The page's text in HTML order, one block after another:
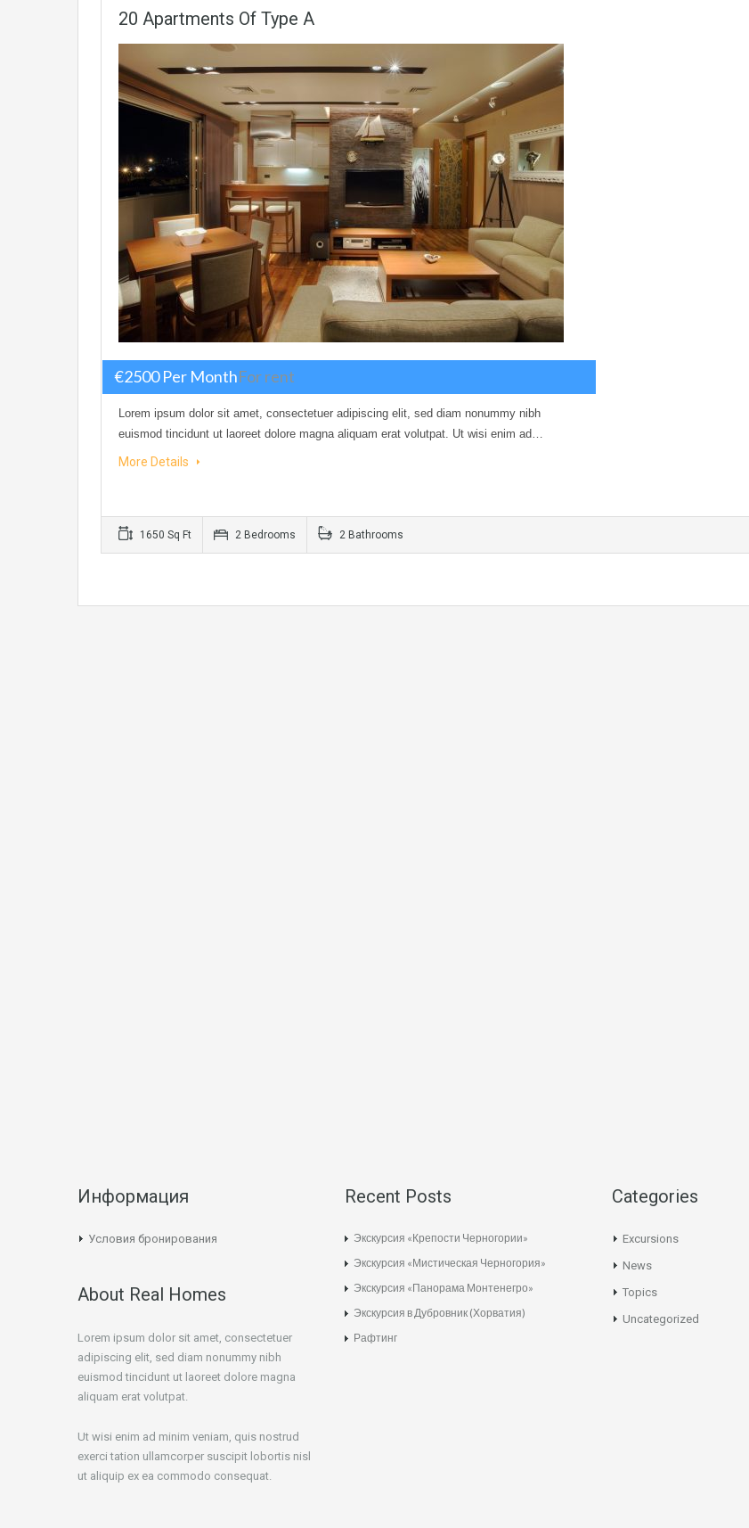
20 Apartments Of Type A
€2500 Per MonthFor rent
Lorem ipsum dolor sit amet, consectetuer adipiscing elit, sed diam nonummy nibh
euismod tincidunt ut laoreet dolore magna aliquam erat volutpat. Ut wisi enim ad…
More Details
1650 Sq Ft 2 Bedrooms 2 Bathrooms
Информация
Условия бронирования
About Real Homes
Lorem ipsum dolor sit amet, consectetuer
adipiscing elit, sed diam nonummy nibh
euismod tincidunt ut laoreet dolore magna
aliquam erat volutpat.
Ut wisi enim ad minim veniam, quis nostrud
exerci tation ullamcorper suscipit lobortis nisl
ut aliquip ex ea commodo consequat.
Recent Posts
Экскурсия «Крепости Черногории»
Экскурсия «Мистическая Черногория»
Экскурсия «Панорама Монтенегро»
Экскурсия в Дубровник (Хорватия)
Рафтинг
Categories
Excursions
News
Topics
Uncategorized